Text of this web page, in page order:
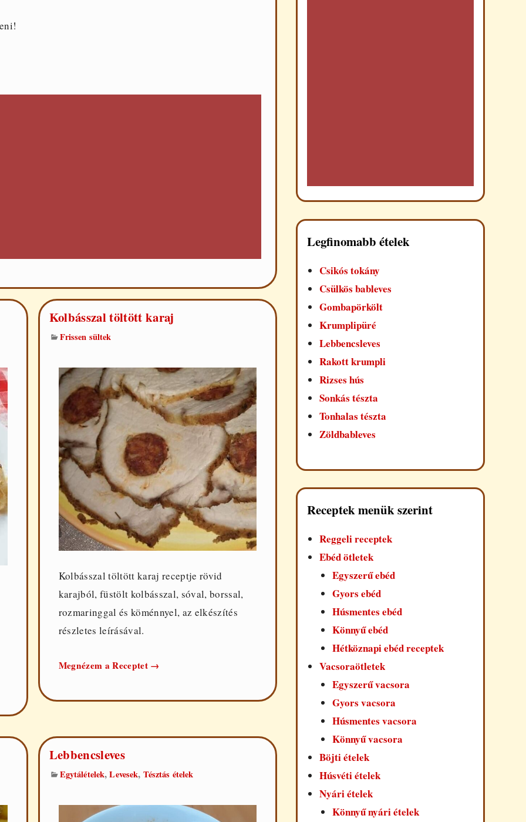
Kolbásszal töltött karaj
Frissen sültek
Kolbásszal töltött karaj receptje rövid
karajból, füstölt kolbásszal, sóval, borssal,
rozmaringgal és köménnyel, az elkészítés
részletes leírásával.
Megnézem a Receptet Kolbásszal
karaj
→
Lebbencsleves
Egytálételek,Levesek, Tésztás ételek
Legfinomabb ételek
Csikós tokány
Csülkös bableves
Gombapörkölt
Krumplipüré
Lebbencsleves
Rakott krumpli
Rizses hús
Sonkás tészta
Tonhalas tészta
Zöldbableves
Receptek menük szerint
Reggeli receptek
Ebéd ötletek
Egyszerű ebéd
Gyors ebéd
Húsmentes ebéd
Könnyű ebéd
Hétköznapi ebéd receptek
Vacsoraötletek
Egyszerű vacsora
Gyors vacsora
Húsmentes vacsora
Könnyű vacsora
Böjti ételek
Húsvéti ételek
Nyári ételek
Könnyű nyári ételek